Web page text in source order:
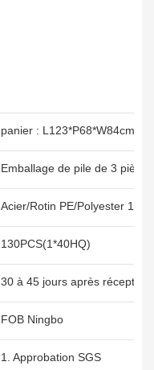
panier : L123*P68*W84cm
Emballage de pile de 3
Acier/Rotin PE/Polyester 180g
130PCS(1*40HQ)
30 à 45 jours après réception
FOB Ningbo
1. Approbation SGS